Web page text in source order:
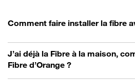
Comment faire installer la fibre
J’ai déjà la Fibre à la maison,
Fibre d’Orange ?